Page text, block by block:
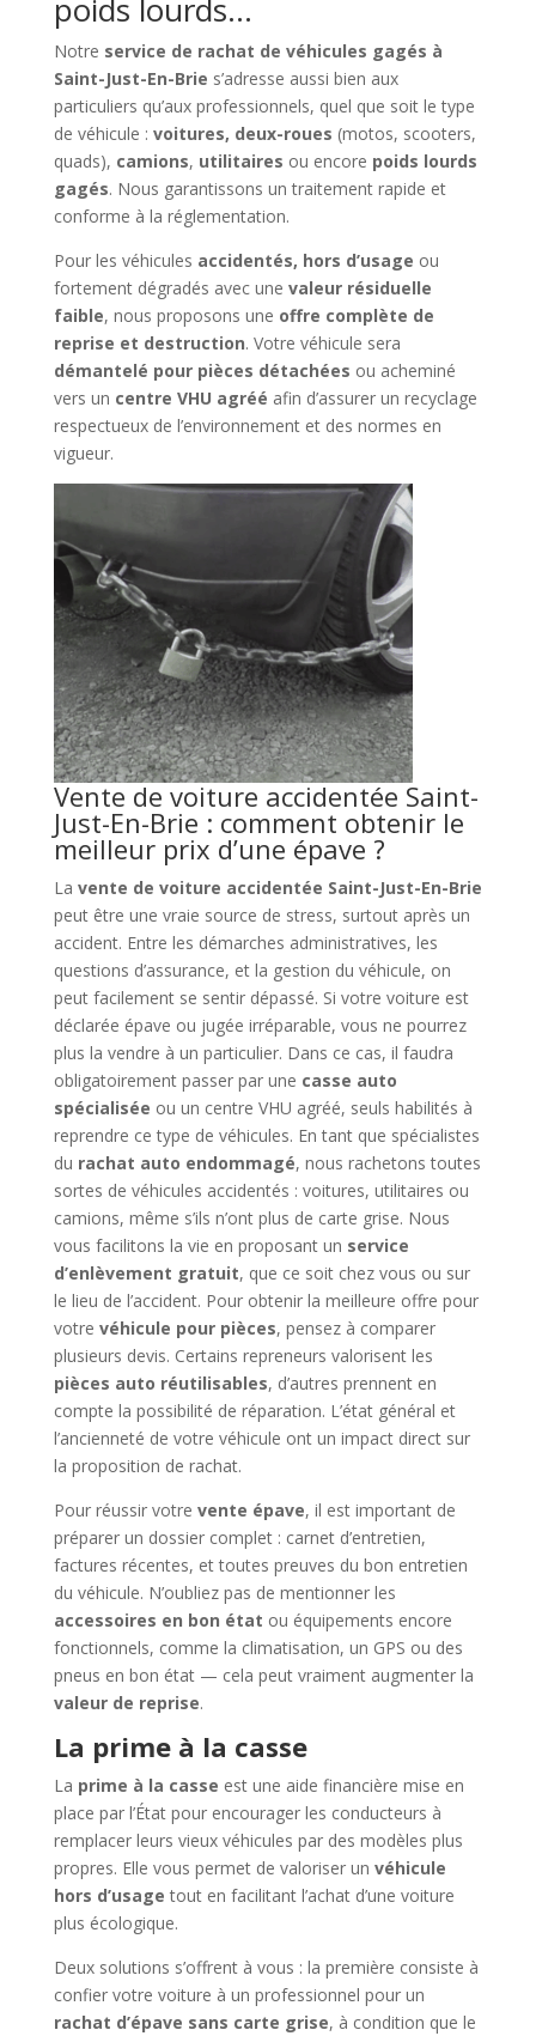
poids lourds…
Notre service de rachat de véhicules gagés à
Saint-Just-En-Brie s’adresse aussi bien aux
particuliers qu’aux professionnels, quel que soit le type
de véhicule : voitures, deux-roues (motos, scooters,
quads), camions, utilitaires ou encore poids lourds
gagés. Nous garantissons un traitement rapide et
conforme à la réglementation.
Pour les véhicules accidentés, hors d’usage ou
fortement dégradés avec une valeur résiduelle
faible, nous proposons une offre complète de
reprise et destruction. Votre véhicule sera
démantelé pour pièces détachées ou acheminé
vers un centre VHU agréé afin d’assurer un recyclage
respectueux de l’environnement et des normes en
vigueur.
Vente de voiture accidentée Saint-
Just-En-Brie : comment obtenir le
meilleur prix d’une épave ?
La vente de voiture accidentée Saint-Just-En-Brie
peut être une vraie source de stress, surtout après un
accident. Entre les démarches administratives, les
questions d’assurance, et la gestion du véhicule, on
peut facilement se sentir dépassé. Si votre voiture est
déclarée épave ou jugée irréparable, vous ne pourrez
plus la vendre à un particulier. Dans ce cas, il faudra
obligatoirement passer par une casse auto
spécialisée ou un centre VHU agréé, seuls habilités à
reprendre ce type de véhicules. En tant que spécialistes
du rachat auto endommagé, nous rachetons toutes
sortes de véhicules accidentés : voitures, utilitaires ou
camions, même s’ils n’ont plus de carte grise. Nous
vous facilitons la vie en proposant un service
d’enlèvement gratuit, que ce soit chez vous ou sur
le lieu de l’accident. Pour obtenir la meilleure offre pour
votre véhicule pour pièces, pensez à comparer
plusieurs devis. Certains repreneurs valorisent les
pièces auto réutilisables, d’autres prennent en
compte la possibilité de réparation. L’état général et
l’ancienneté de votre véhicule ont un impact direct sur
la proposition de rachat.
Pour réussir votre vente épave, il est important de
préparer un dossier complet : carnet d’entretien,
factures récentes, et toutes preuves du bon entretien
du véhicule. N’oubliez pas de mentionner les
accessoires en bon état ou équipements encore
fonctionnels, comme la climatisation, un GPS ou des
pneus en bon état — cela peut vraiment augmenter la
valeur de reprise.
La prime à la casse
La prime à la casse est une aide financière mise en
place par l’État pour encourager les conducteurs à
remplacer leurs vieux véhicules par des modèles plus
propres. Elle vous permet de valoriser un véhicule
hors d’usage tout en facilitant l’achat d’une voiture
plus écologique.
Deux solutions s’offrent à vous : la première consiste à
confier votre voiture à un professionnel pour un
rachat d’épave sans carte grise, à condition que le